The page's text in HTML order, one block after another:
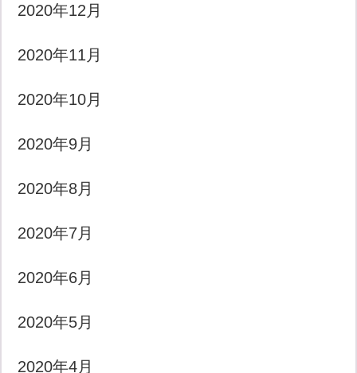
2020年12月
2020年11月
2020年10月
2020年9月
2020年8月
2020年7月
2020年6月
2020年5月
2020年4月